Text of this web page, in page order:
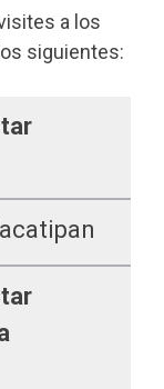
a los
siguientes: